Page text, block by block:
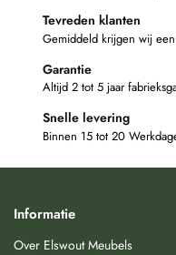
Tevreden klanten
Gemiddeld krijgen wij
Garantie
Altijd 2 tot 5 jaar
Snelle levering
Binnen 15 tot 20
Informatie
Over Elswout Meubels